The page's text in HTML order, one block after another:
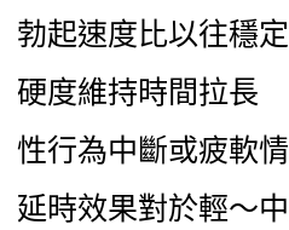
勃起速度比以往穩定
硬度維持時間拉長
性行為中斷或疲軟
延時效果對於輕～